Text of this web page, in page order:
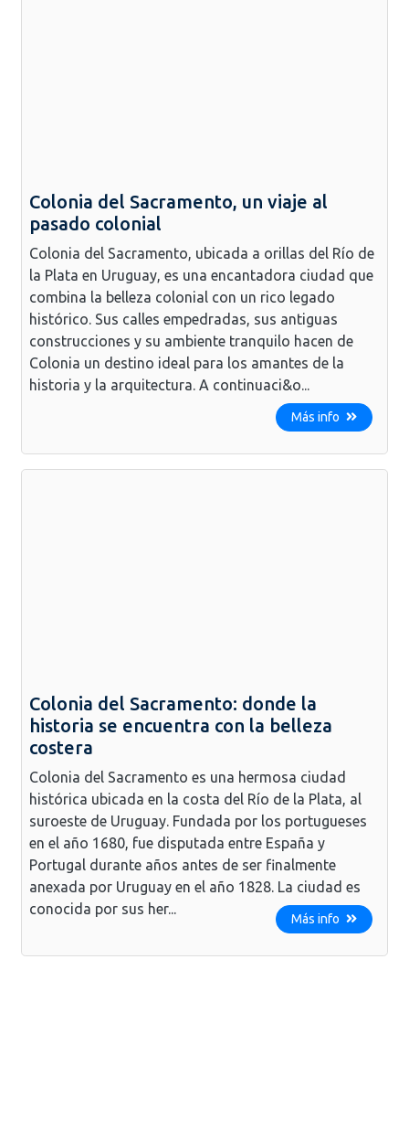
Colonia del Sacramento, un viaje al
pasado colonial
Colonia del Sacramento, ubicada a orillas del Río de
la Plata en Uruguay, es una encantadora ciudad que
combina la belleza colonial con un rico legado
histórico. Sus calles empedradas, sus antiguas
construcciones y su ambiente tranquilo hacen de
Colonia un destino ideal para los amantes de la
historia y la arquitectura. A continuaci&o...
Más info
Colonia del Sacramento: donde la
historia se encuentra con la belleza
costera
Colonia del Sacramento es una hermosa ciudad
histórica ubicada en la costa del Río de la Plata, al
suroeste de Uruguay. Fundada por los portugueses
en el año 1680, fue disputada entre España y
Portugal durante años antes de ser finalmente
anexada por Uruguay en el año 1828. La ciudad es
conocida por sus her...
Más info